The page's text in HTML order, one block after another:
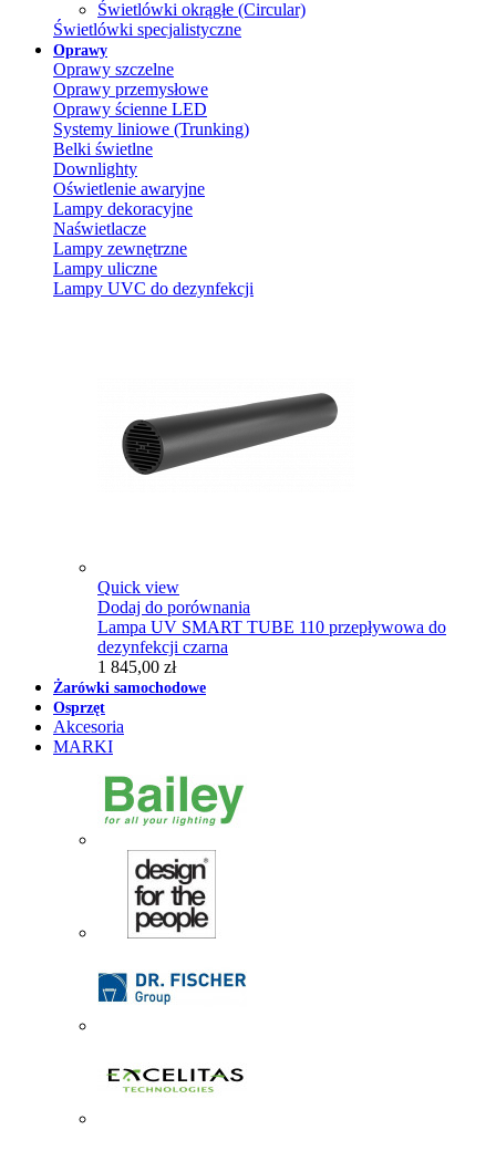
Świetlówki okrągłe (Circular)
Świetlówki specjalistyczne
Oprawy
Oprawy szczelne
Oprawy przemysłowe
Oprawy ścienne LED
Systemy liniowe (Trunking)
Belki świetlne
Downlighty
Oświetlenie awaryjne
Lampy dekoracyjne
Naświetlacze
Lampy zewnętrzne
Lampy uliczne
Lampy UVC do dezynfekcji
Quick view
Dodaj do porównania
Lampa UV SMART TUBE 110 przepływowa do
dezynfekcji czarna
1 845,00 zł
Żarówki samochodowe
Osprzęt
Akcesoria
MARKI